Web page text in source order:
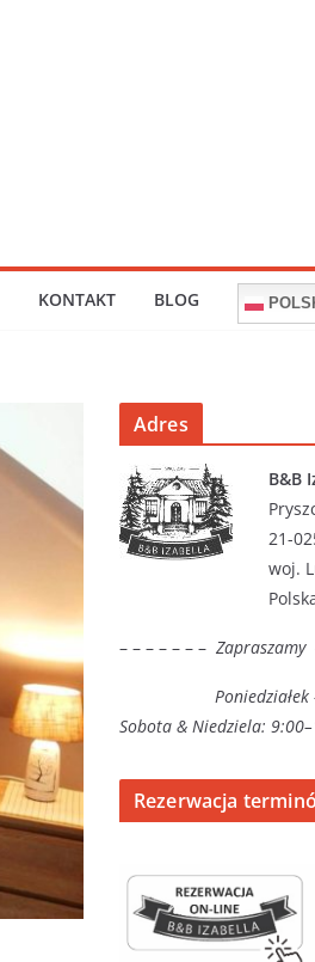
KONTAKT BLOG
Adres
B&B
21-
woj.
– – – – – – – Zapraszamy
Sobota & Niedziela:
Rezerwacja